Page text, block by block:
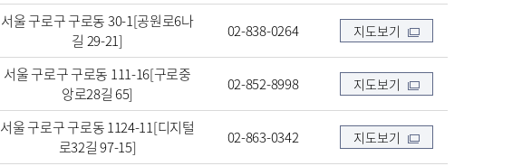
서울 구로구 구로동 30-1[공원로6나
길 29-21]
02-838-0264 지도보기
서울 구로구 구로동 111-16[구로중
앙로28길 65]
02-852-8998 지도보기
서울 구로구 구로동 1124-11[디지털
로32길 97-15]
02-863-0342 지도보기